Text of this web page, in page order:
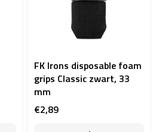
FK Irons disposable foam
grips Classic zwart, 33
mm
€2,89